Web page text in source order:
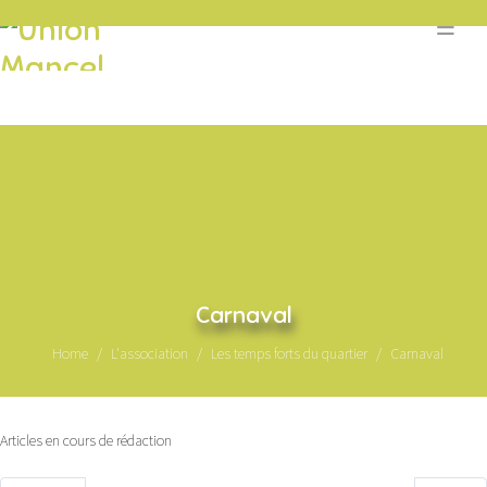
Carnaval
Home L'association Les temps forts du quartier Carnaval
Articles en cours de rédaction